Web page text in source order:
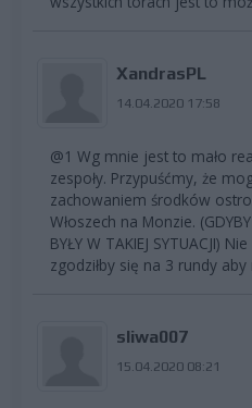
XandrasPL
14.04.2020 17:58
@1 Wg mnie jest to mało
zespoły. Przypuśćmy, że
zachowaniem środków
Włoszech na Monzie.
BYŁY W TAKIEJ SYTUACJI)
zgodziłby się na 3 rundy
sliwa007
15.04.2020 08:21